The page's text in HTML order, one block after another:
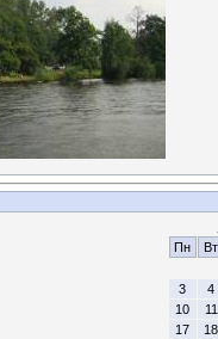
Пн
Вт
3
4
10
11
17
18